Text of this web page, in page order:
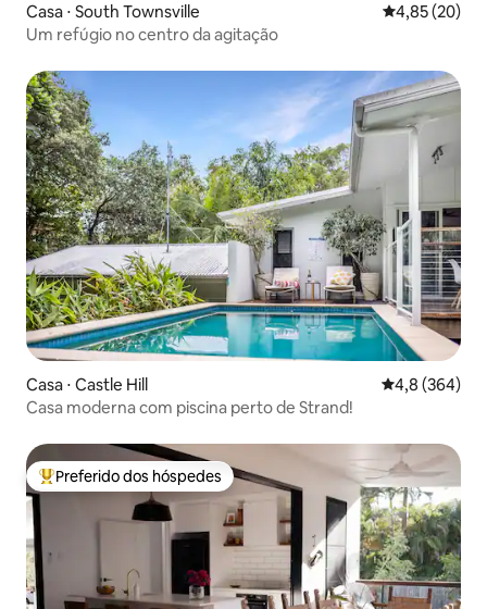
Casa ⋅ South Townsville 4,85 de uma
4,85 (20)
Um refúgio no centro da agitação
Casa ⋅ Castle Hill 4,8 de uma
4,8 (364)
Casa moderna com piscina perto de Strand!
Entre os melhores preferidos dos hóspedes
Preferido dos hóspedes